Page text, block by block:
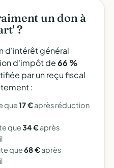
un don à
?
d'intérêt général
d'impôt de66 %
par un reçu fiscal
:
que17 €après réduction
que34 €après
que68 €après